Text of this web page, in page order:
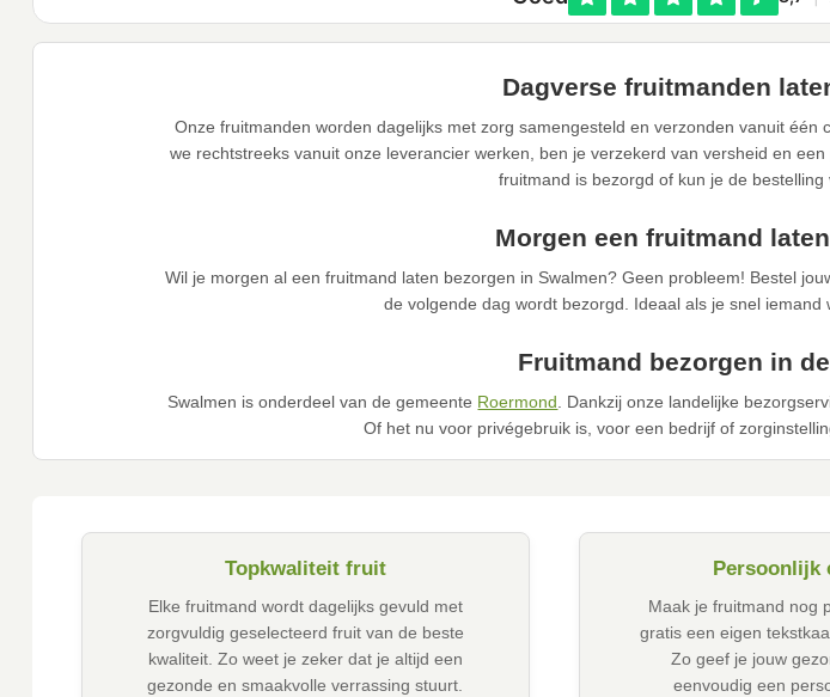
Dagverse fruitmanden
Onze fruitmanden worden dagelijks met zorg samengesteld en verzonden vanuit
we rechtstreeks vanuit onze leverancier werken, ben je verzekerd van versheid en
fruitmand is bezorgd of kun je de
Morgen een fruitmand
Wil je morgen al een fruitmand laten bezorgen in Swalmen? Geen probleem! Bestel
de volgende dag wordt bezorgd. Ideaal als je snel
Fruitmand bezorgen in
Swalmen is onderdeel van de gemeente Roermond. Dankzij onze landelijke
Of het nu voor privégebruik is, voor een bedrijf of
Topkwaliteit fruit
Elke fruitmand wordt dagelijks gevuld met
zorgvuldig geselecteerd fruit van de beste
kwaliteit. Zo weet je zeker dat je altijd een
gezonde en smaakvolle verrassing stuurt.
Persoonlijk
Maak je fruitmand nog
gratis een eigen
Zo geef je jouw
eenvoudig een